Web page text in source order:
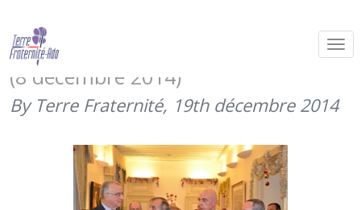
Le commandement des forces
terrestres soutient Terre Fraternité
(8 décembre 2014)
By Terre Fraternité, 19th décembre 2014